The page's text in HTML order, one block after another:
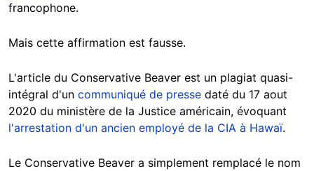
francophone.
Mais cette affirmation est fausse.
L'article du Conservative Beaver est un plagiat quasi-
intégral d'un communiqué de presse daté du 17 aout
2020 du ministère de la Justice américain, évoquant
l'arrestation d'un ancien employé de la CIA à Hawaï.
Le Conservative Beaver a simplement remplacé le nom